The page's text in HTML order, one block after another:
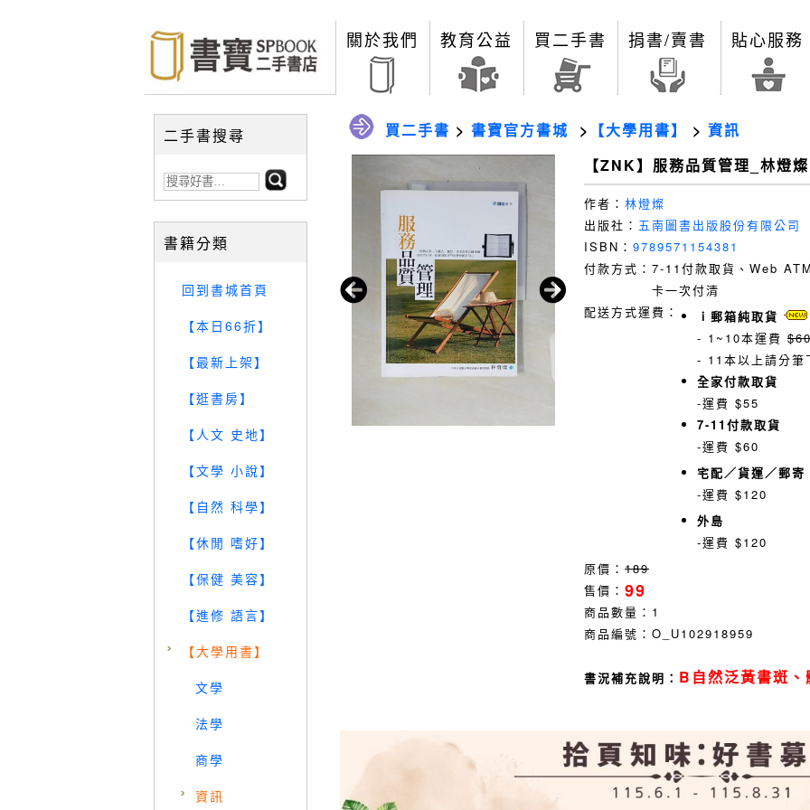
關於我們 教育公益 買二手書 捐書/賣書 貼心服務
二手書搜尋
書籍分類
回到書城首頁
【本日66折】
【最新上架】
【逛書房】
【人文 史地】
【文學 小說】
【自然 科學】
【休閒 嗜好】
【保健 美容】
【進修 語言】
【大學用書】
文學
法學
商學
資訊
買二手書 > 書寶官方書城 > 【大學用書】 > 資訊
【ZNK】服務品質管理_林燈燦
作者： 林燈燦
出版社： 五南圖書出版股份有限公司
ISBN： 9789571154381
付款方式： 7-11付款取貨、Web
卡一次付清
配送方式運費：
ｉ郵箱純取貨
- 1~10本運費
- 11本以上請分筆
全家付款取貨
-運費 $55
7-11付款取貨
-運費 $60
宅配／貨運／郵寄
-運費 $120
外島
-運費 $120
原價： 189
售價： 99
商品數量： 1
商品編號： O_U102918959
書況補充說明： B自然泛黃書斑、